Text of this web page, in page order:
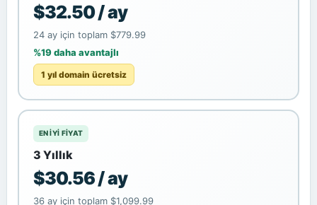
$32.50 / ay
24 ay için toplam $779.99
%19 daha avantajlı
1 yıl domain ücretsiz
EN IYI FIYAT
3 Yıllık
$30.56 / ay
36 ay için toplam $1,099.99